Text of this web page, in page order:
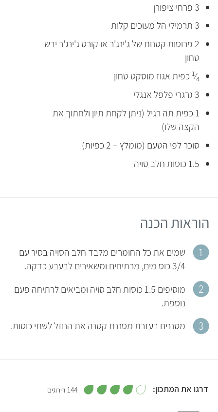
3 פרחי ציפורן
3 תרמילי הל מעוכים קלות
2 פרוסות קטנות של ג'ינג'ר או קורט ג'ינג'ר יבש
טחון
1⁄4 כפית אגוז מוסקט טחון
3 גרגרי פלפל אנגלי
1 כפית תה רגיל (ניתן לקחת תיון ולחתוך את
הקצה שלו)
סוכר לפי הטעם (מומלץ – 2 כפיות)
1.5 כוסות חלב סויה
הוראות הכנה
שמים את כל החומרים מלבד חלב הסויה בסיר עם
3/4 כוס מים, מרתיחים ומשאירים לבעבע כדקה.
מוסיפים 1.5 כוסות חלב סויה ומביאים לרתיחה פעם
נוספת.
מסננים בעזרת מסננת קטנה את הנוזל לשתי כוסות.
דרגו את המתכון:
144 דירוגים 4